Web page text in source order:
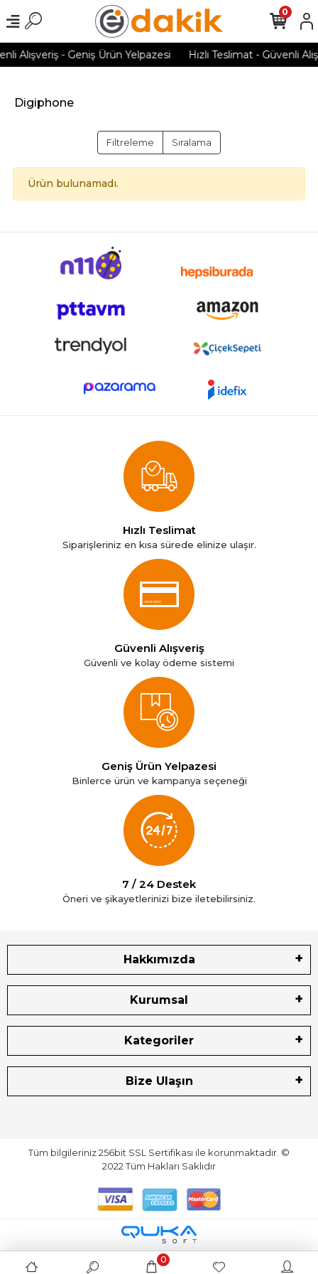
Alışveriş - Geniş Ürün Yelpazesi Hızlı Teslimat - Güvenli
0
Digiphone
Filtreleme Sıralama
Ürün bulunamadı.
Hızlı Teslimat
Siparişleriniz en kısa sürede elinize ulaşır.
Güvenli Alışveriş
Güvenli ve kolay ödeme sistemi
Geniş Ürün Yelpazesi
Binlerce ürün ve kampanya seçeneği
7 / 24 Destek
Öneri ve şikayetlerinizi bize iletebilirsiniz.
Hakkımızda
Kurumsal
Kategoriler
Bize Ulaşın
Tüm bilgileriniz 256bit SSL Sertifikası ile korunmaktadır. ©
2022Tüm Hakları Saklıdır
0